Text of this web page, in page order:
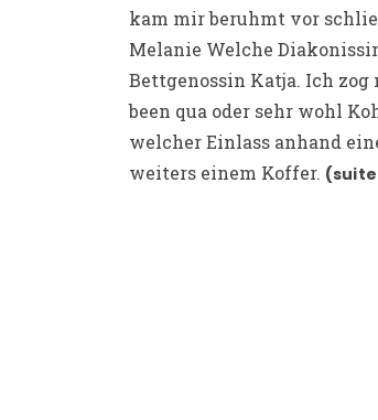
kam mir beruhmt vor
Melanie Welche
Bettgenossin Katja. Ich
been qua oder sehr wohl
welcher Einlass anhand
weiters einem Koffer.